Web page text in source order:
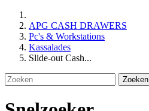
APG CASH DRAWERS
Pc's & Workstations
Kassalades
Slide-out Cash...
Zoeken